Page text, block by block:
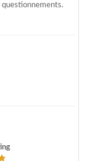
questionnements.